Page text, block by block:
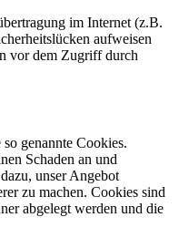
im Internet (z.B.
aufweisen
vor dem Zugriff durch
genannte Cookies.
Schaden an und
unser Angebot
zu machen. Cookies sind
abgelegt werden und die